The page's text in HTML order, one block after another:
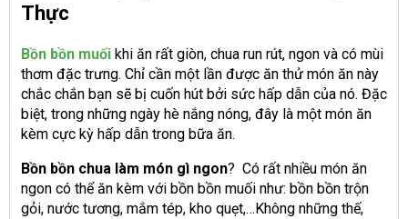
Thực
Bồn bồn muối khi ăn rất giòn, chua run rút, ngon và có mùi
thơm đặc trưng. Chỉ cần một lần được ăn thử món ăn này
chắc chắn bạn sẽ bị cuốn hút bởi sức hấp dẫn của nó. Đặc
biệt, trong những ngày hè nắng nóng, đây là một món ăn
kèm cực kỳ hấp dẫn trong bữa ăn.
Bồn bồn chua làm món gì ngon? Có rất nhiều món ăn
ngon có thể ăn kèm với bồn bồn muối như: bồn bồn trộn
gỏi, nước tương, mắm tép, kho quẹt,…Không những thế,